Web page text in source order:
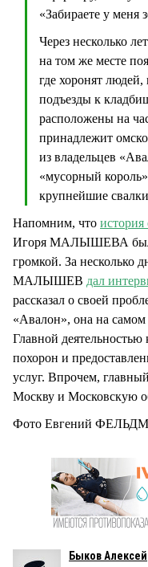
«Забираете у меня
Через несколько
на том же месте
где хоронят людей,
подъезды к
расположены на
принадлежит
из владельцев
«мусорный
крупнейшие
Напомним, что история
Игоря МАЛЫШЕВА была
громкой. За несколько
МАЛЫШЕВ дал
рассказал о своей
«Авалон», она на
Главной деятельностью
похорон и
услуг. Впрочем,
Москву и Московскую
Фото Евгений
Быков Алексей